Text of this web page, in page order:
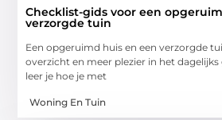
Checklist-gids voor een
verzorgde tuin
Een opgeruimd huis en een verzorgde
overzicht en meer plezier in het
leer je hoe je met
Woning En Tuin